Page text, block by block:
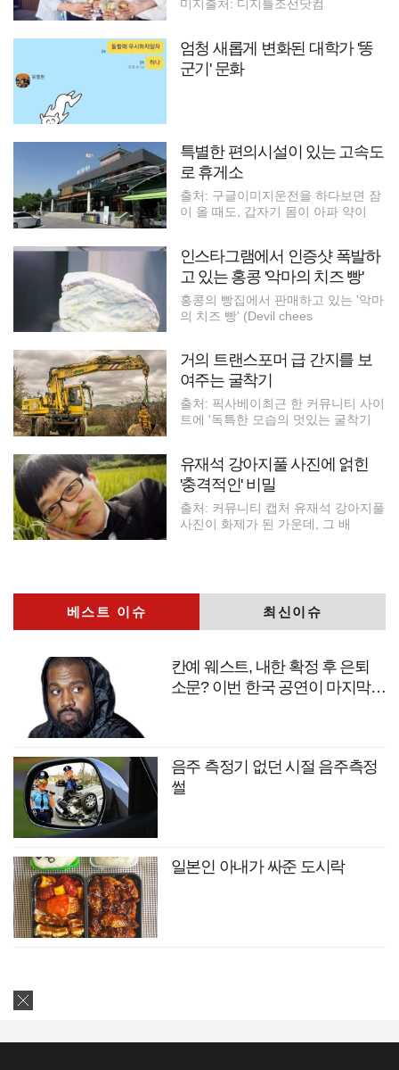
미지출처: 디지틀조선닷컴
엄청 새롭게 변화된 대학가 '똥
군기' 문화
특별한 편의시설이 있는 고속도
로 휴게소
출처: 구글이미지운전을 하다보면 잠
이 올 때도, 갑자기 몸이 아파 약이
인스타그램에서 인증샷 폭발하
고 있는 홍콩 '악마의 치즈 빵'
홍콩의 빵집에서 판매하고 있는 '악마
의 치즈 빵' (Devil chees
거의 트랜스포머 급 간지를 보
여주는 굴착기
출처: 픽사베이최근 한 커뮤니티 사이
트에 '독특한 모습의 멋있는 굴착기
유재석 강아지풀 사진에 얽힌
'충격적인' 비밀
출처: 커뮤니티 캡처 유재석 강아지풀
사진이 화제가 된 가운데, 그 배
베스트 이슈 최신이슈
칸예 웨스트, 내한 확정 후 은퇴
소문? 이번 한국 공연이 마지막
음주 측정기 없던 시절 음주측정
썰
일본인 아내가 싸준 도시락